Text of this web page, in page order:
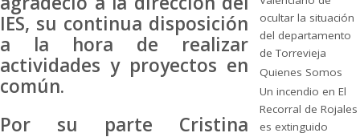
IES, su continua disposición
a la hora de realizar
actividades y proyectos en
común.
Por su parte Cristina
ocultar la situación
del departamento
de Torrevieja
Quienes Somos
Un incendio en El
Recorral de Rojales
es extinguido